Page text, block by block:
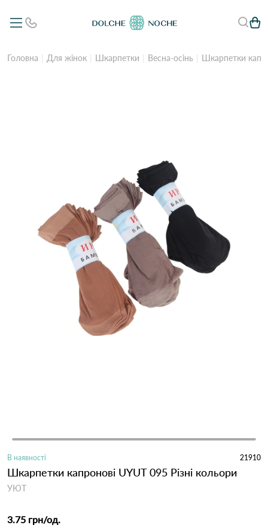
Головна Для жінок Шкарпетки Весна-осінь Шкарпетки
В наявності 21910
Шкарпетки капронові UYUT 095 Різні кольори
УЮТ
3.75 грн/од.